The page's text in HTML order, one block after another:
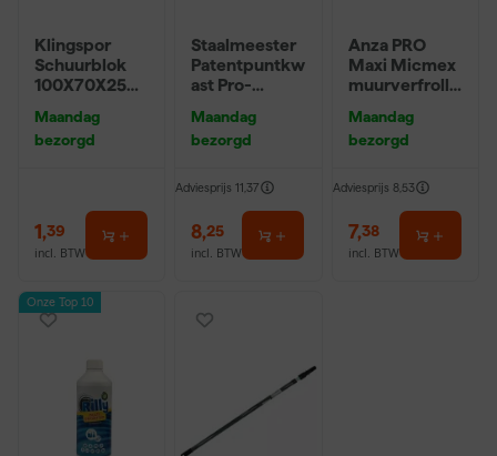
Klingspor
Schuurblok
100X70X25m
P220
Maandag
bezorgd
1,39
incl. BTW
Staalmeester
Patentpuntkw
ast Pro-
10 (2cm)
Maandag
bezorgd
Adviesprijs 11,37
8,25
incl. BTW
Anza PRO
Maxi Micmex
muurverfrolle
Maandag
bezorgd
Adviesprijs 8,53
7,38
incl. BTW
Onze Top 10